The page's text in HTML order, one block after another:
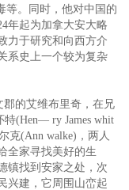
等。同时，他对中国的
年起为加拿大安大略
力于研究和向西方介
系史上一个较为复杂
的艾维布里奇，在兄
特(Hen— ry James whit
克(Ann walke)，两人
全家寻找美好的生
镇找到安家之处，次
兴建，它周围山峦起